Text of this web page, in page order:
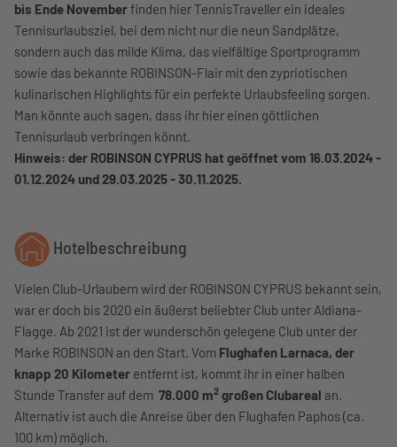
bis Ende Novemberfinden hier TennisTraveller ein ideales
Tennisurlaubsziel, bei dem nicht nur die neun Sandplätze,
sondern auch das milde Klima, das vielfältige Sportprogramm
sowie das bekannte ROBINSON-Flair mit den zypriotischen
kulinarischen Highlights für ein perfekte Urlaubsfeeling sorgen.
Man könnte auch sagen, dass ihr hier einen göttlichen
Tennisurlaub verbringen könnt.
Hinweis: der ROBINSON CYPRUS hat geöffnet vom 16.03.2024 -
01.12.2024 und 29.03.2025 - 30.11.2025.
Hotelbeschreibung
Vielen Club-Urlaubern wird der ROBINSON CYPRUS bekannt sein,
war er doch bis 2020 ein äußerst beliebter Club unter Aldiana-
Flagge. Ab 2021 ist der wunderschön gelegene Club unter der
Marke ROBINSON an den Start. Vom Flughafen Larnaca, der
knapp 20 Kilometer entfernt ist, kommt ihr in einer halben
Stunde Transfer auf dem 78.000 m2 großen Clubareal an.
Alternativ ist auch die Anreise über den Flughafen Paphos (ca.
100 km) möglich.